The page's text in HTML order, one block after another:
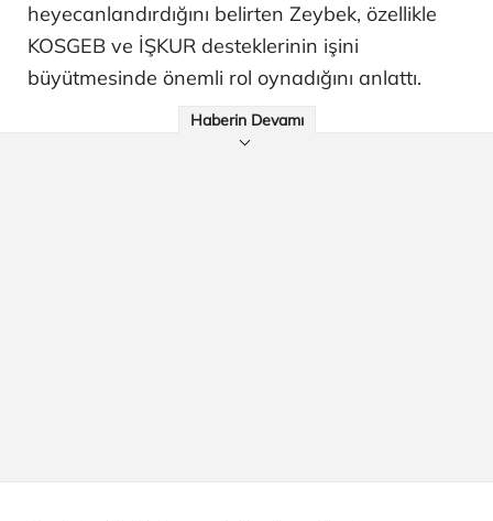
heyecanlandırdığını belirten Zeybek, özellikle
KOSGEB ve İŞKUR desteklerinin işini
büyütmesinde önemli rol oynadığını anlattı.
Haberin Devamı